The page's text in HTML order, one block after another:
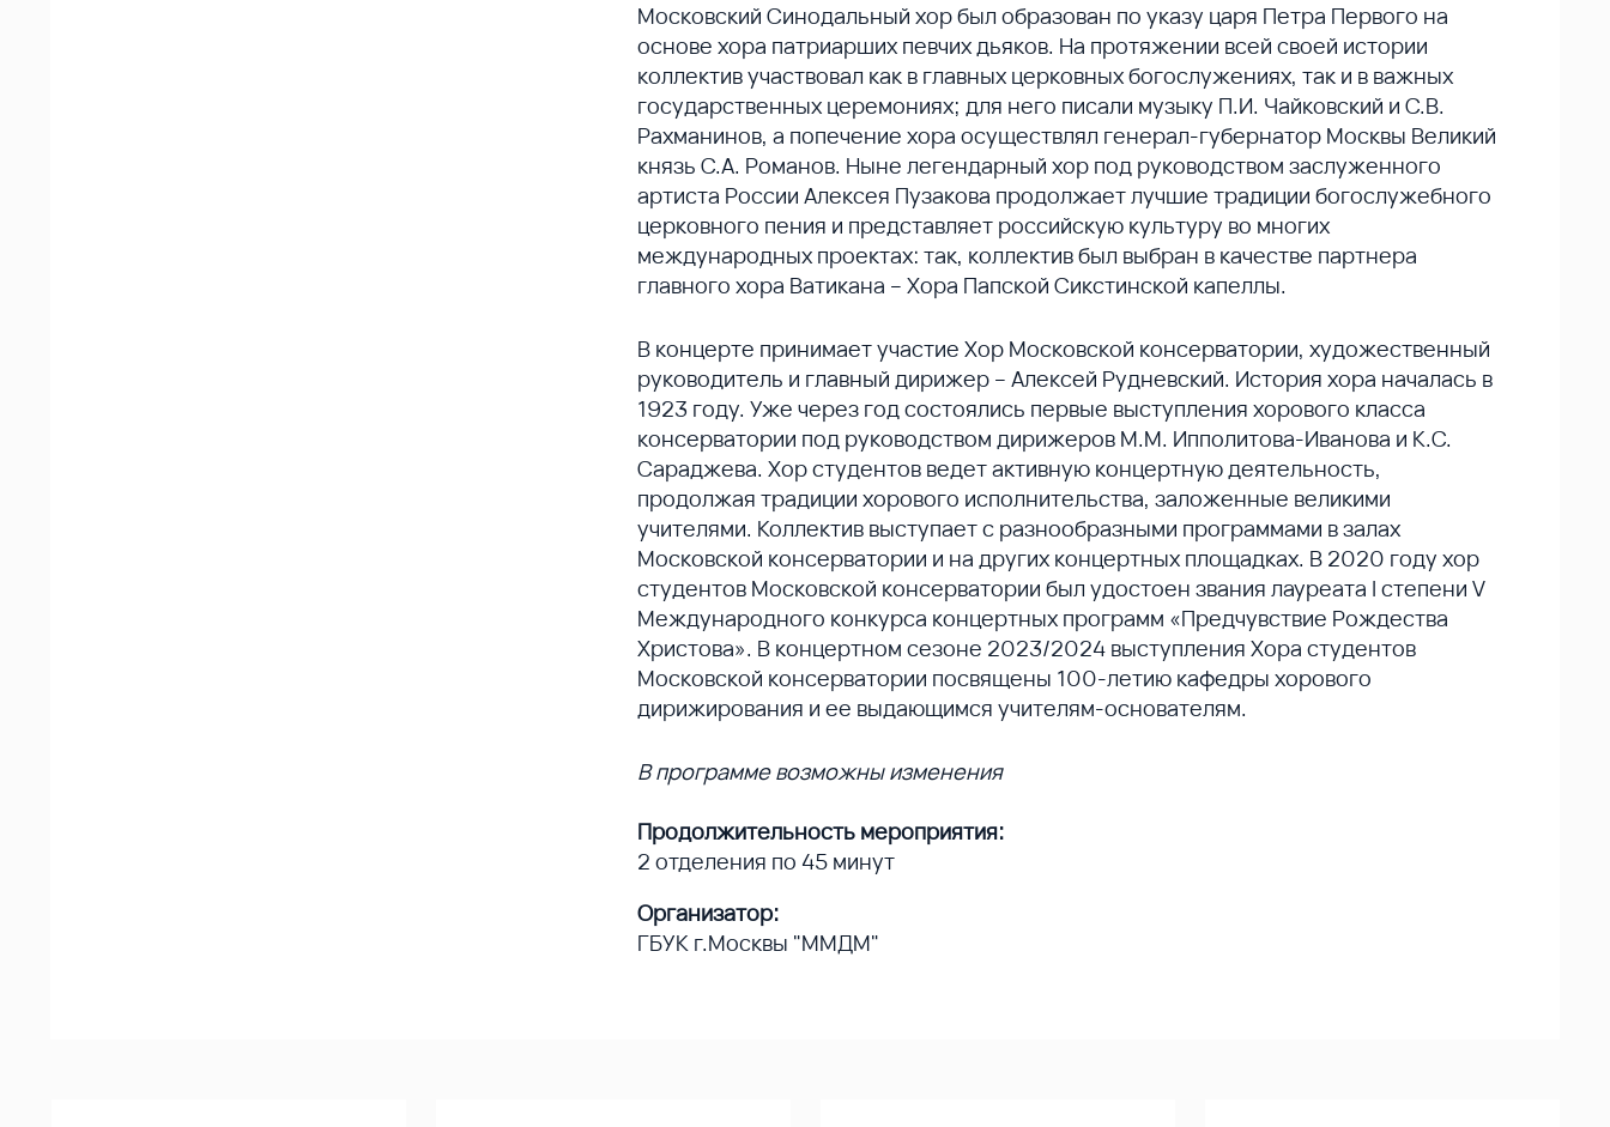
Московский Синодальный хор был образован по указу царя Петра Первого на
основе хора патриарших певчих дьяков. На протяжении всей своей истории
коллектив участвовал как в главных церковных богослужениях, так и в важных
государственных церемониях; для него писали музыку П.И. Чайковский и С.В.
Рахманинов, а попечение хора осуществлял генерал-губернатор Москвы Великий
князь С.А. Романов. Ныне легендарный хор под руководством заслуженного
артиста России Алексея Пузакова продолжает лучшие традиции богослужебного
церковного пения и представляет российскую культуру во многих
международных проектах: так, коллектив был выбран в качестве партнера
главного хора Ватикана – Хора Папской Сикстинской капеллы.
В концерте принимает участие Хор Московской консерватории, художественный
руководитель и главный дирижер – Алексей Рудневский. История хора началась в
1923 году. Уже через год состоялись первые выступления хорового класса
консерватории под руководством дирижеров М.М. Ипполитова-Иванова и К.С.
Сараджева. Хор студентов ведет активную концертную деятельность,
продолжая традиции хорового исполнительства, заложенные великими
учителями. Коллектив выступает с разнообразными программами в залах
Московской консерватории и на других концертных площадках. В 2020 году хор
студентов Московской консерватории был удостоен звания лауреата I степени V
Международного конкурса концертных программ «Предчувствие Рождества
Христова». В концертном сезоне 2023/2024 выступления Хора студентов
Московской консерватории посвящены 100-летию кафедры хорового
дирижирования и ее выдающимся учителям-основателям.
В программе возможны изменения
Продолжительность мероприятия:
2 отделения по 45 минут
Организатор:
ГБУК г.Москвы "ММДМ"